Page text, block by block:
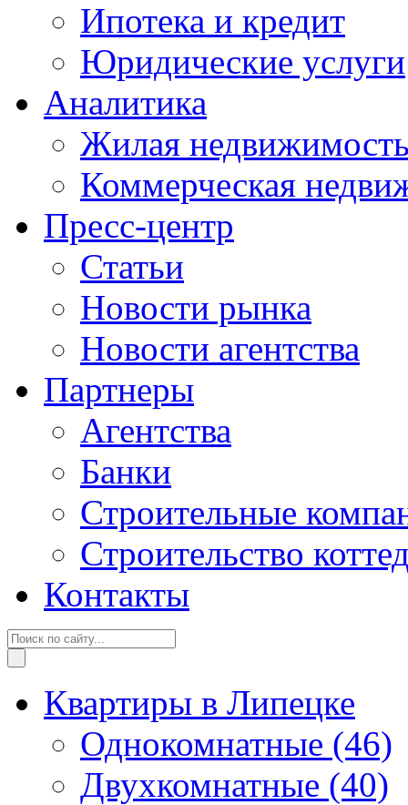
Ипотека и кредит
Юридические услуги
Аналитика
Жилая
Коммерческая
Пресс-центр
Статьи
Новости рынка
Новости агентства
Партнеры
Агентства
Банки
Строительные
Строительство
Контакты
Квартиры в Липецке
Однокомнатные (46)
Двухкомнатные (40)